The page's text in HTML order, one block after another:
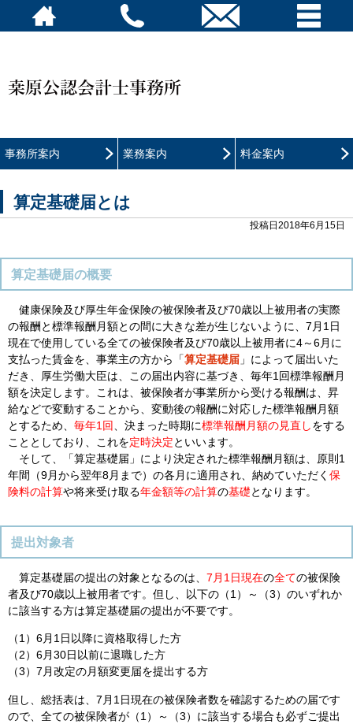
事務所案内 業務案内 料金案内
算定基礎届とは
投稿日2018年6月15日
算定基礎届の概要
健康保険及び厚生年金保険の被保険者及び70歳以上被用者の実際
の報酬と標準報酬月額との間に大きな差が生じないように、7月1日
現在で使用している全ての被保険者及び70歳以上被用者に4～6月に
支払った賃金を、事業主の方から「算定基礎届 」によって届出いた
だき、厚生労働大臣は、この届出内容に基づき、毎年1回標準報酬月
額を決定します。これは、被保険者が事業所から受ける報酬は、昇
給などで変動することから、変動後の報酬に対応した標準報酬月額
とするため、 毎年1回 、決まった時期に標準報酬月額の見直しをする
こととしており、これを定時決定といいます。
そして、「算定基礎届」により決定された標準報酬月額は、原則1
年間（9月から翌年8月まで）の各月に適用され、納めていただく 保
険料の計算や将来受け取る年金額等の計算の基礎となります。
提出対象者
算定基礎届の提出の対象となるのは、 7月1日現在の全ての被保険
者及び70歳以上被用者です。但し、以下の（1）～（3）のいずれか
に該当する方は算定基礎届の提出が不要です。
（1）6月1日以降に資格取得した方
（2）6月30日以前に退職した方
（3）7月改定の月額変更届を提出する方
但し、総括表は、7月1日現在の被保険者数を確認するための届です
ので、全ての被保険者が（1）～（3）に該当する場合も必ずご提出